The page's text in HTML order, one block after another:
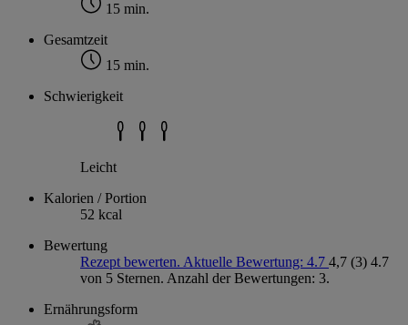
15 min.
Gesamtzeit
15 min.
Schwierigkeit
Leicht
Kalorien / Portion
52 kcal
Bewertung
Rezept bewerten. Aktuelle Bewertung: 4.7 4,7 (3) 4.7
von 5 Sternen. Anzahl der Bewertungen: 3.
Ernährungsform